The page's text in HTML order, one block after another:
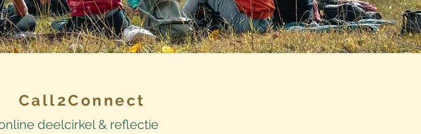
Call2Connect
deelcirkel & reflectie